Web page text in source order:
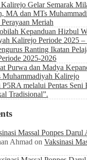
Gelar Semarak
MA dan MTs
Meriah
Kepanduan Hizbul
Kalirejo Periode 2025 –
Ranting Ikatan
2025-2026
Purwa dan Madya
Muhammadiyah Kalirejo
P5RA melalui Pentas
Tradisional”.
Massal Ponpes Darul
Ahmad on Vaksinasi